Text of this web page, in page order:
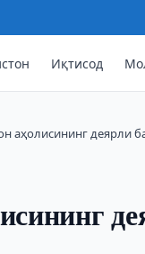
Иқтисод
аҳолисининг деярли